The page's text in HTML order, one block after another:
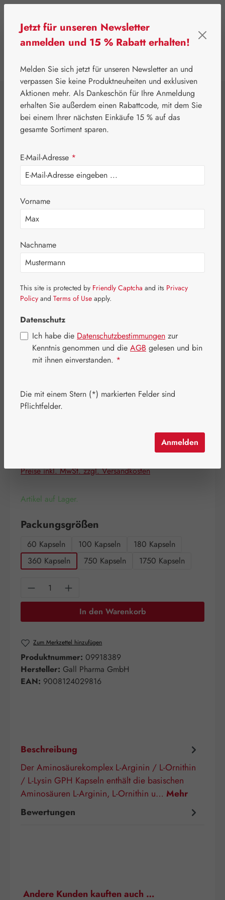
⌂ Gall Pharma Aminosäuren
L-Arginin / L-
Ornithin / L-Lysin
4:3:4 GPH
Kapseln
Bildergalerie überspringen
Preise inkl. MwSt. zzgl. Versandkosten
Artikel auf Lager.
Packungsgrößen
60 Kapseln 100 Kapseln
180 Kapseln
360 Kapseln
750 Kapseln 1750 Kapseln
Produkt Anzahl: Gib den gewünschten
In den Warenkorb
Zum Merkzettel hinzufügen
Produktnummer: 09918389
Hersteller: Gall Pharma GmbH
EAN: 9008124029816
Beschreibung
Der Aminosäurekomplex L-Arginin / L-Ornithin
/ L-Lysin GPH Kapseln enthält die basischen
Aminosäuren L-Arginin, L-Ornithin u… Mehr
Bewertungen
Produktgalerie überspringen
Andere Kunden kauften auch …
Jetzt für unseren Newsletter
anmelden und 15 % Rabatt erhalten!
Melden Sie sich jetzt für unseren Newsletter an und
verpassen Sie keine Produktneuheiten und exklusiven
Aktionen mehr. Als Dankeschön für Ihre Anmeldung
erhalten Sie außerdem einen Rabattcode, mit dem Sie
bei einem Ihrer nächsten Einkäufe 15 % auf das
gesamte Sortiment sparen.
E-Mail-Adresse *
Vorname
Nachname
This site is protected by Friendly Captcha and its Privacy
Policy and Terms of Use apply.
Datenschutz
Ich habe die Datenschutzbestimmungen zur
Kenntnis genommen und die AGB gelesen und bin
mit ihnen einverstanden. *
Die mit einem Stern (*) markierten Felder sind
Pflichtfelder.
Anmelden